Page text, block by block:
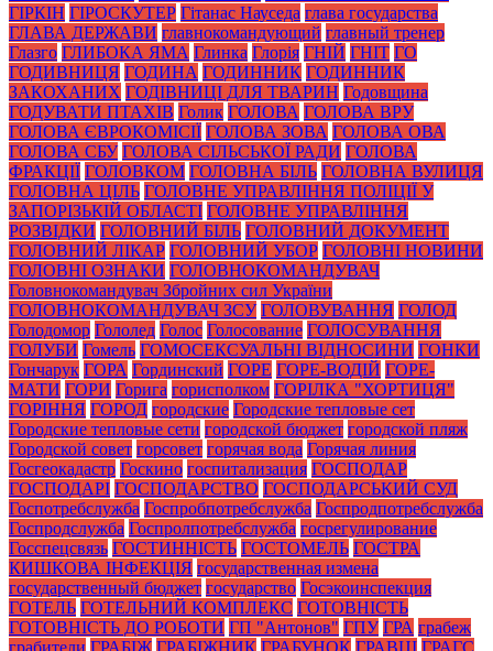
ГІРКІН ГІРОСКУТЕР Гітанас Науседа глава государства
ГЛАВА ДЕРЖАВИ главнокомандующий главный тренер
Глазго ГЛИБОКА ЯМА Глинка Глорія ГНІЙ ГНІТ ГО
ГОДИВНИЦЯ ГОДИНА ГОДИННИК ГОДИННИК
ЗАКОХАНИХ ГОДІВНИЦІ ДЛЯ ТВАРИН Годовщина
ГОДУВАТИ ПТАХІВ Голик ГОЛОВА ГОЛОВА ВРУ
ГОЛОВА ЄВРОКОМІСІЇ ГОЛОВА ЗОВА ГОЛОВА ОВА
ГОЛОВА СБУ ГОЛОВА СІЛЬСЬКОЇ РАДИ ГОЛОВА
ФРАКЦІЇ ГОЛОВКОМ ГОЛОВНА БІЛЬ ГОЛОВНА ВУЛИЦЯ
ГОЛОВНА ЦІЛЬ ГОЛОВНЕ УПРАВЛІННЯ ПОЛІЦІЇ У
ЗАПОРІЗЬКІЙ ОБЛАСТІ ГОЛОВНЕ УПРАВЛІННЯ
РОЗВІДКИ ГОЛОВНИЙ БІЛЬ ГОЛОВНИЙ ДОКУМЕНТ
ГОЛОВНИЙ ЛІКАР ГОЛОВНИЙ УБОР ГОЛОВНІ НОВИНИ
ГОЛОВНІ ОЗНАКИ ГОЛОВНОКОМАНДУВАЧ
Головнокомандувач Збройних сил України
ГОЛОВНОКОМАНДУВАЧ ЗСУ ГОЛОВУВАННЯ ГОЛОД
Голодомор Гололед Голос Голосование ГОЛОСУВАННЯ
ГОЛУБИ Гомель ГОМОСЕКСУАЛЬНІ ВІДНОСИНИ ГОНКИ
Гончарук ГОРА Гординский ГОРЕ ГОРЕ-ВОДІЙ ГОРЕ-
МАТИ ГОРИ Горига горисполком ГОРІЛКА "ХОРТИЦЯ"
ГОРІННЯ ГОРОД городские Городские тепловые сет
Городские тепловые сети городской бюджет городской пляж
Городской совет горсовет горячая вода Горячая линия
Госгеокадастр Госкино госпитализация ГОСПОДАР
ГОСПОДАРІ ГОСПОДАРСТВО ГОСПОДАРСЬКИЙ СУД
Госпотребслужба Госпробпотребслужба Госпродпотребслужба
Госпродслужба Госпролпотребслужба госрегулирование
Госспецсвязь ГОСТИННІСТЬ ГОСТОМЕЛЬ ГОСТРА
КИШКОВА ІНФЕКЦІЯ государственная измена
государственный бюджет государство Госэкоинспекция
ГОТЕЛЬ ГОТЕЛЬНИЙ КОМПЛЕКС ГОТОВНІСТЬ
ГОТОВНІСТЬ ДО РОБОТИ ГП "Антонов" ГПУ ГРА грабеж
грабители ГРАБІЖ ГРАБІЖНИК ГРАБУНОК ГРАВЦІ ГРАГС